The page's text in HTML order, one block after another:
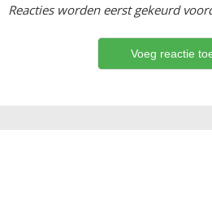
Reacties worden eerst gekeurd